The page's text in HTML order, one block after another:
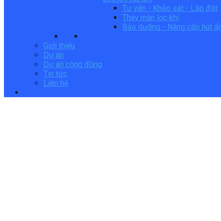
Tư vấn - Khảo sát - Lắp đặt
Thay màn lọc khí
Bảo dưỡng - Nâng cấp hút
Giới thiệu
Dự án
Dự án cộng đồng
Tin tức
Liên hệ